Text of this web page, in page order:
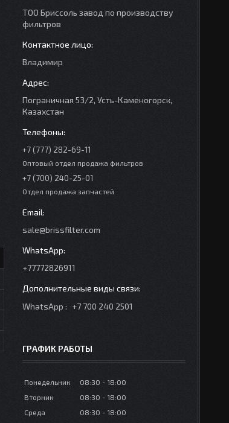
ТОО Бриссоль завод по производству
фильтров
Владимир
Пограничная 53/2, Усть-Каменогорск,
Казахстан
+7 (777) 282-69-11
Оптовый отдел продажа фильтров
+7 (700) 240-25-01
Отдел продажа запчастей
sale@brissfilter.com
+77772826911
WhatsApp +7 700 240 2501
ГРАФИК РАБОТЫ
Понедельник 08:30
18:00
Вторник
08:30
18:00
Среда
08:30 18:00